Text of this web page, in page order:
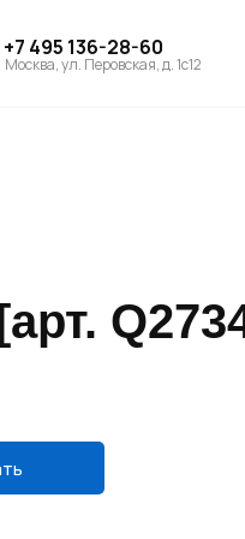
+7 495 136-28-60
Москва, ул. Перовская, д. 1с12